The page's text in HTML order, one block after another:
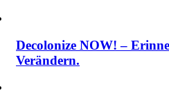
Decolonize NOW! –
Verändern.